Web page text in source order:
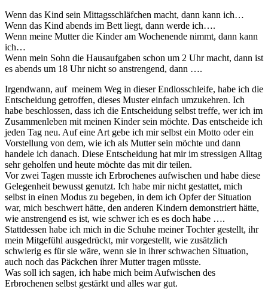
Wenn das Kind sein Mittagsschläfchen macht, dann kann ich…
Wenn das Kind abends im Bett liegt, dann werde ich….
Wenn meine Mutter die Kinder am Wochenende nimmt, dann kann
ich…
Wenn mein Sohn die Hausaufgaben schon um 2 Uhr macht, dann ist
es abends um 18 Uhr nicht so anstrengend, dann ….
Irgendwann, auf meinem Weg in dieser Endlosschleife, habe ich die
Entscheidung getroffen, dieses Muster einfach umzukehren. Ich
habe beschlossen, dass ich die Entscheidung selbst treffe, wer ich im
Zusammenleben mit meinen Kinder sein möchte. Das entscheide ich
jeden Tag neu. Auf eine Art gebe ich mir selbst ein Motto oder ein
Vorstellung von dem, wie ich als Mutter sein möchte und dann
handele ich danach. Diese Entscheidung hat mir im stressigen Alltag
sehr geholfen und heute möchte das mit dir teilen.
Vor zwei Tagen musste ich Erbrochenes aufwischen und habe diese
Gelegenheit bewusst genutzt. Ich habe mir nicht gestattet, mich
selbst in einen Modus zu begeben, in dem ich Opfer der Situation
war, mich beschwert hätte, den anderen Kindern demonstriert hätte,
wie anstrengend es ist, wie schwer ich es es doch habe ….
Stattdessen habe ich mich in die Schuhe meiner Tochter gestellt, ihr
mein Mitgefühl ausgedrückt, mir vorgestellt, wie zusätzlich
schwierig es für sie wäre, wenn sie in ihrer schwachen Situation,
auch noch das Päckchen ihrer Mutter tragen müsste.
Was soll ich sagen, ich habe mich beim Aufwischen des
Erbrochenen selbst gestärkt und alles war gut.